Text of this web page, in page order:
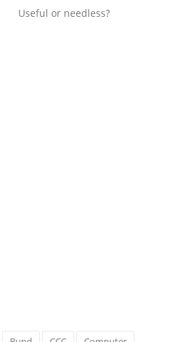
Useful or needless?